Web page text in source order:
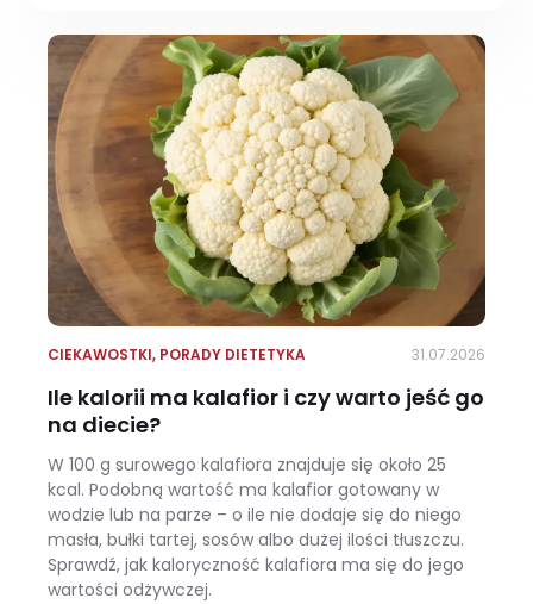
CIEKAWOSTKI, PORADY DIETETYKA 31.07.2026
Ile kalorii ma kalafior i czy warto jeść go
na diecie?
W 100 g surowego kalafiora znajduje się około 25
kcal. Podobną wartość ma kalafior gotowany w
wodzie lub na parze – o ile nie dodaje się do niego
masła, bułki tartej, sosów albo dużej ilości tłuszczu.
Sprawdź, jak kaloryczność kalafiora ma się do jego
wartości odżywczej.